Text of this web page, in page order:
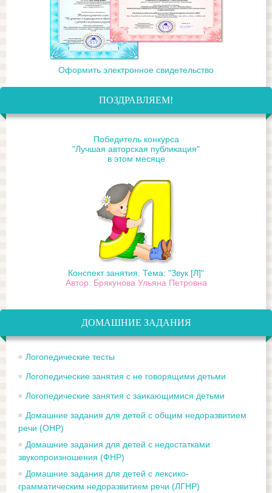
Оформить электронное свидетельство
ПОЗДРАВЛЯЕМ!
Победитель конкурса
"Лучшая авторская публикация"
в этом месяце
Конспект занятия. Тема: "Звук [Л]"
Автор: Брякунова Ульяна Петровна
ДОМАШНИЕ ЗАДАНИЯ
Логопедические тесты
Логопедические занятия с не говорящими детьми
Логопедические занятия с заикающимися детьми
Домашние задания для детей с общим недоразвитием
речи (ОНР)
Домашние задания для детей с недостатками
звукопроизношения (ФНР)
Домашние задания для детей с лексико-
грамматическим недоразвитием речи (ЛГНР)